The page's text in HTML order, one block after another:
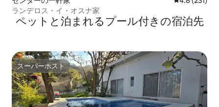
ランデロス・イ・オスナ家
ペットと泊まれるプール付きの宿泊先
スーパーホスト
スーパーホスト